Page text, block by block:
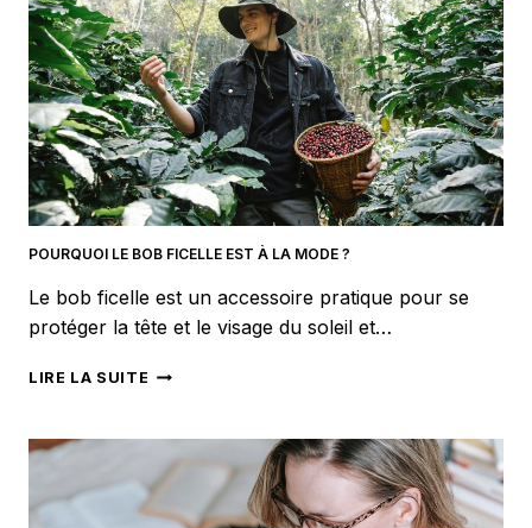
POURQUOI LE BOB FICELLE EST À LA MODE ?
Le bob ficelle est un accessoire pratique pour se
protéger la tête et le visage du soleil et…
LIRE LA SUITE POURQUOI
FICELLE
EST
LA